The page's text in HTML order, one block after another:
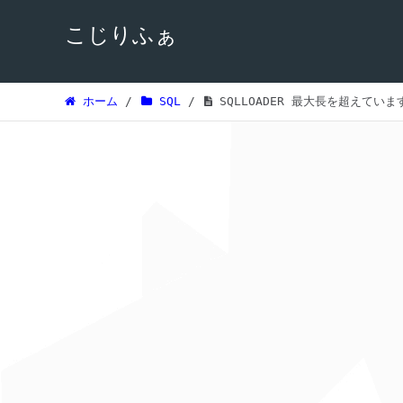
こじりふぁ
ホーム / SQL / SQLLOADER 最大長を超えていま